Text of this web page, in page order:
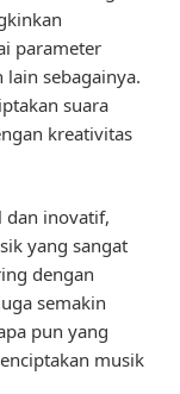
parameter
lain sebagainya.
suara
kreativitas
dan inovatif,
yang sangat
dengan
semakin
pun yang
musik